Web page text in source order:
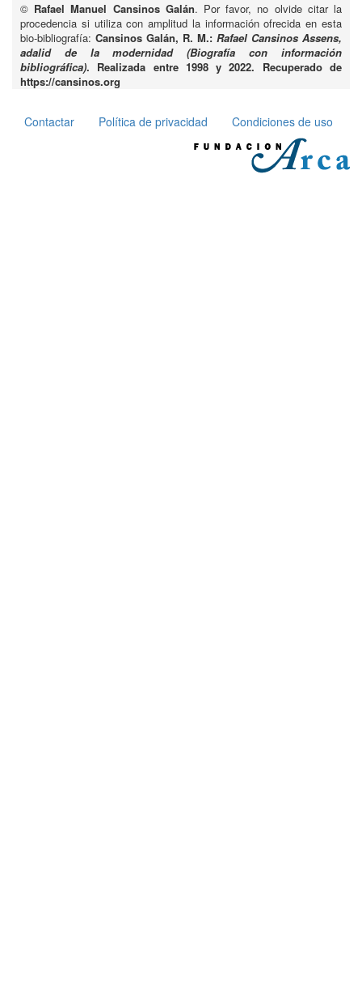
© Rafael Manuel Cansinos Galán. Por favor, no olvide citar la
procedencia si utiliza con amplitud la información ofrecida en esta
bio-bibliografía: Cansinos Galán, R. M.: Rafael Cansinos Assens,
adalid de la modernidad (Biografía con información
bibliográfica). Realizada entre 1998 y 2022. Recuperado de
https://cansinos.org
Pie
Contactar Política de privacidad Condiciones de uso